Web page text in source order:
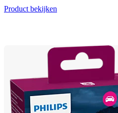
Product bekijken